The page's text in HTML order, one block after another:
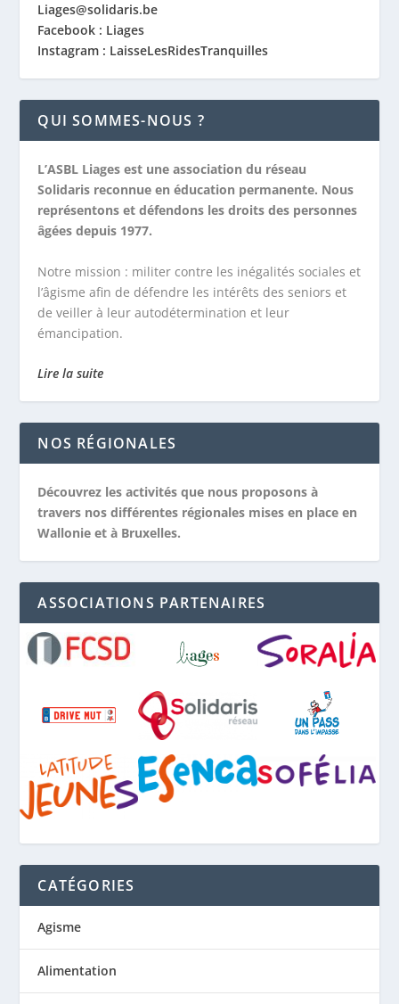
Liages@solidaris.be
Facebook : Liages
Instagram : LaisseLesRidesTranquilles
QUI SOMMES-NOUS ?
L’ASBL Liages est une association du réseau
Solidaris reconnue en éducation permanente. Nous
représentons et défendons les droits des personnes
âgées depuis 1977.
Notre mission : militer contre les inégalités sociales et
l’âgisme afin de défendre les intérêts des seniors et
de veiller à leur autodétermination et leur
émancipation.
Lire la suite
NOS RÉGIONALES
Découvrez les activités que nous proposons à
travers nos différentes régionales mises en place en
Wallonie et à Bruxelles.
ASSOCIATIONS PARTENAIRES
CATÉGORIES
Agisme
Alimentation